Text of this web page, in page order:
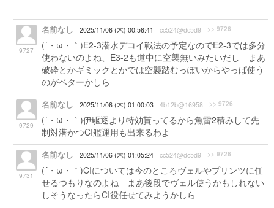
9727
名前なし 2025/11/06 (木) 00:56:41 cc524@dc5d9 >> 9726
(´・ω・｀)E2-3潜水デコイ戦法の予定なのでE2-3では多分
使わないのよね、E3-2も道中に空襲無いみたいだし まあ
破砕とかギミックとかでは空襲踏むっぽいからやっぱ使う
のがベターかしら
9729
名前なし 2025/11/06 (木) 01:00:03 4b12b@16958 >> 9726
(´・ω・｀)伊駆逐より特効貰ってるから魚雷2積みして先
制対潜かつCI艦運用も出来るわよ
9731
名前なし 2025/11/06 (木) 01:05:24 cc524@dc5d9 >> 9726
(´・ω・｀)CIについては今のところヴェルやプリンツに任
せるつもりなのよね まあ後段でヴェル使うかもしれない
しそうなったらCI役任せてみようかしら